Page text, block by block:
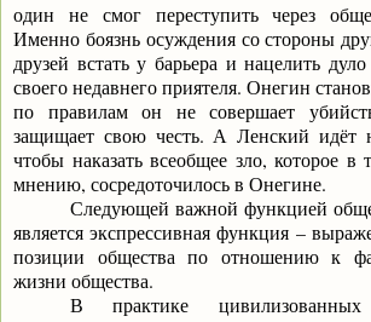
один не смог переступить через
Именно боязнь осуждения со стороны
друзей встать у барьера и нацелить
своего недавнего приятеля. Онегин
по правилам он не совершает
защищает свою честь. А Ленский идёт
чтобы наказать всеобщее зло, которое
мнению, сосредоточилось в Онегине.
Следующей важной функцией
является экспрессивная функция –
позиции общества по отношению к
жизни общества.
В практике